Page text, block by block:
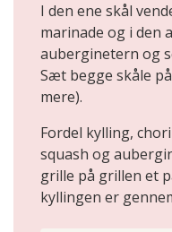
I den ene skål
marinade og i den
auberginetern og
Sæt begge skåle
mere).
Fordel kylling,
squash og
grille på grillen et
kyllingen er